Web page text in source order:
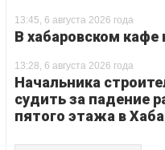
13:45, 6 августа 2026 года
В хабаровском
13:28, 6 августа 2026 года
Начальника
судить за падение
пятого этажа в